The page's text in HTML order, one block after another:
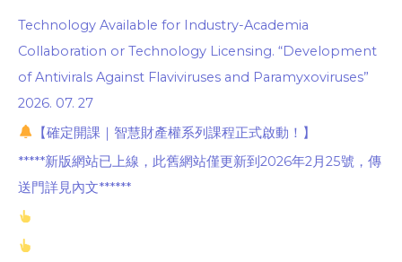
Technology Available for Industry-Academia
Collaboration or Technology Licensing. “Development
of Antivirals Against Flaviviruses and Paramyxoviruses”
2026. 07. 27
【確定開課｜智慧財產權系列課程正式啟動！】
*****新版網站已上線，此舊網站僅更新到2026年2月25號，傳
送門詳見內文******